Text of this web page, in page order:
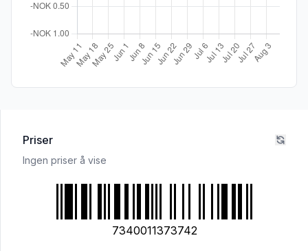
Priser
Ingen priser å vise
7340011373742